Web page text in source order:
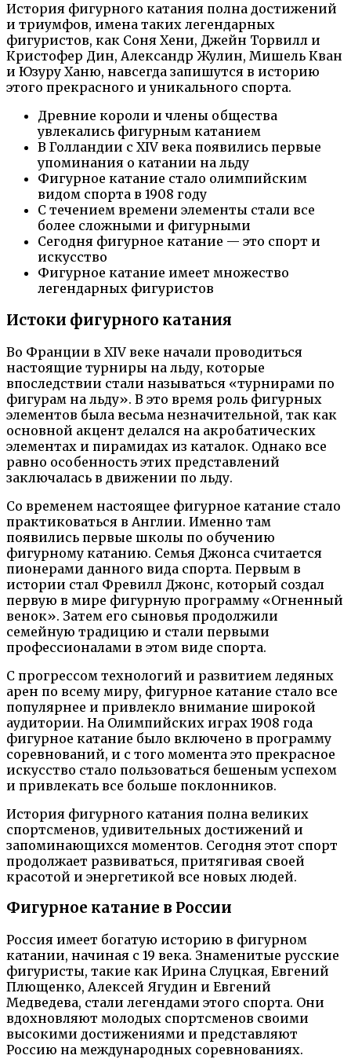
История фигурного катания полна достижений
и триумфов, имена таких легендарных
фигуристов, как Соня Хени, Джейн Торвилл и
Кристофер Дин, Александр Жулин, Мишель Кван
и Юзуру Ханю, навсегда запишутся в историю
этого прекрасного и уникального спорта.
Древние короли и члены общества
увлекались фигурным катанием
В Голландии с XIV века появились первые
упоминания о катании на льду
Фигурное катание стало олимпийским
видом спорта в 1908 году
С течением времени элементы стали все
более сложными и фигурными
Сегодня фигурное катание — это спорт и
искусство
Фигурное катание имеет множество
легендарных фигуристов
Истоки фигурного катания
Во Франции в XIV веке начали проводиться
настоящие турниры на льду, которые
впоследствии стали называться «турнирами по
фигурам на льду». В это время роль фигурных
элементов была весьма незначительной, так как
основной акцент делался на акробатических
элементах и пирамидах из каталок. Однако все
равно особенность этих представлений
заключалась в движении по льду.
Со временем настоящее фигурное катание стало
практиковаться в Англии. Именно там
появились первые школы по обучению
фигурному катанию. Семья Джонса считается
пионерами данного вида спорта. Первым в
истории стал Фревилл Джонс, который создал
первую в мире фигурную программу «Огненный
венок». Затем его сыновья продолжили
семейную традицию и стали первыми
профессионалами в этом виде спорта.
С прогрессом технологий и развитием ледяных
арен по всему миру, фигурное катание стало все
популярнее и привлекло внимание широкой
аудитории. На Олимпийских играх 1908 года
фигурное катание было включено в программу
соревнований, и с того момента это прекрасное
искусство стало пользоваться бешеным успехом
и привлекать все больше поклонников.
История фигурного катания полна великих
спортсменов, удивительных достижений и
запоминающихся моментов. Сегодня этот спорт
продолжает развиваться, притягивая своей
красотой и энергетикой все новых людей.
Фигурное катание в России
Россия имеет богатую историю в фигурном
катании, начиная с 19 века. Знаменитые русские
фигуристы, такие как Ирина Слуцкая, Евгений
Плющенко, Алексей Ягудин и Евгений
Медведева, стали легендами этого спорта. Они
вдохновляют молодых спортсменов своими
высокими достижениями и представляют
Россию на международных соревнованиях.